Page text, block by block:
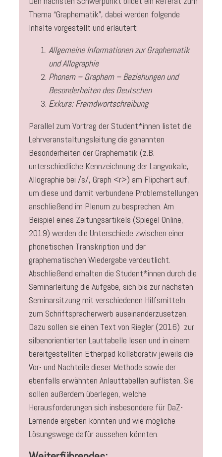
Thema “Graphematik”, dabei werden folgende
Inhalte vorgestellt und erläutert:
Allgemeine Informationen zur Graphematik
und Allographie
Phonem – Graphem – Beziehungen und
Besonderheiten des Deutschen
Exkurs: Fremdwortschreibung
Parallel zum Vortrag der Student*innen listet die
Lehrveranstaltungsleitung die genannten
Besonderheiten der Graphematik (z.B.
unterschiedliche Kennzeichnung der Langvokale,
Allographie bei /s/, Graph <r>) am Flipchart auf,
um diese und damit verbundene Problemstellungen
anschließend im Plenum zu besprechen. Am
Beispiel eines Zeitungsartikels (Spiegel Online,
2019) werden die Unterschiede zwischen einer
phonetischen Transkription und der
graphematischen Wiedergabe verdeutlicht.
Abschließend erhalten die Student*innen durch die
Seminarleitung die Aufgabe, sich bis zur nächsten
Seminarsitzung mit verschiedenen Hilfsmitteln
zum Schriftspracherwerb auseinanderzusetzen.
Dazu sollen sie einen Text von Riegler (2016) zur
silbenorientierten Lauttabelle lesen und in einem
bereitgestellten Etherpad kollaborativ jeweils die
Vor- und Nachteile dieser Methode sowie der
ebenfalls erwähnten Anlauttabellen auflisten. Sie
sollen außerdem überlegen, welche
Herausforderungen sich insbesondere für DaZ-
Lernende ergeben könnten und wie mögliche
Lösungswege dafür aussehen könnten.